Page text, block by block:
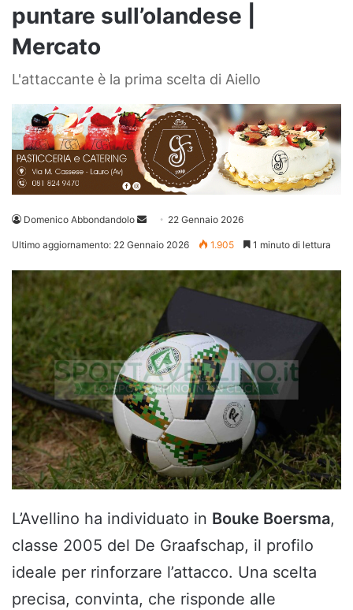
puntare sull’olandese |
Mercato
L'attaccante è la prima scelta di Aiello
Domenico Abbondandolo
Invia 22 Gennaio 2026
Ultimo aggiornamento: 22 Gennaio 2026 1.905 1 minuto di lettura
L’Avellino ha individuato in Bouke Boersma,
classe 2005 del De Graafschap, il profilo
ideale per rinforzare l’attacco. Una scelta
precisa, convinta, che risponde alle